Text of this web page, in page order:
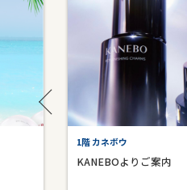
1階 カネボウ
KANEBOよりご案内